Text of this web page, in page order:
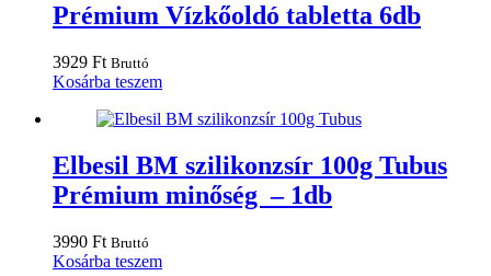
Prémium Vízkőoldó tabletta 6db
3929 Ft Bruttó
Kosárba teszem
Elbesil BM szilikonzsír 100g Tubus
Prémium minőség – 1db
3990 Ft Bruttó
Kosárba teszem